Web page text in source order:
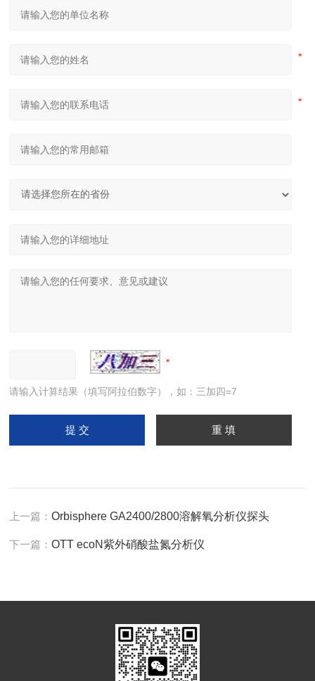
请输入计算结果（填写阿拉伯数字），如：三加四=7
上一篇：Orbisphere GA2400/2800溶解氧分析仪探头
下一篇：OTT ecoN紫外硝酸盐氮分析仪